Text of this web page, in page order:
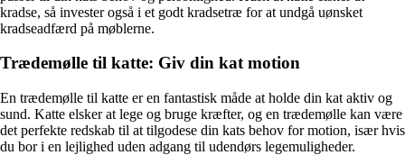
kradse, så invester også i et godt kradsetræ for at undgå uønsket
kradseadfærd på møblerne.
Trædemølle til katte: Giv din kat motion
En trædemølle til katte er en fantastisk måde at holde din kat aktiv og
sund. Katte elsker at lege og bruge kræfter, og en trædemølle kan være
det perfekte redskab til at tilgodese din kats behov for motion, især hvis
du bor i en lejlighed uden adgang til udendørs legemuligheder.